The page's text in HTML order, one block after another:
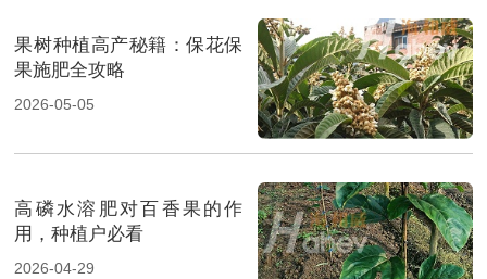
果树种植高产秘籍：保花保
果施肥全攻略
2026-05-05
高磷水溶肥对百香果的作
用，种植户必看
2026-04-29